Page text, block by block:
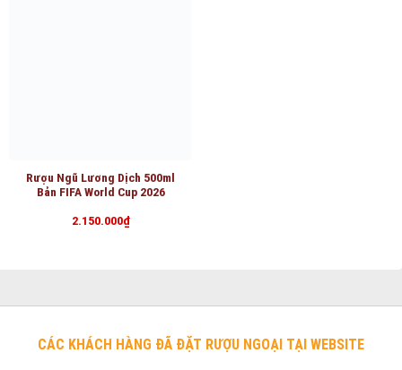
Rượu Ngũ Lương Dịch 500ml
Bản FIFA World Cup 2026
2.150.000₫
CÁC KHÁCH HÀNG ĐÃ ĐẶT RƯỢU NGOẠI TẠI WEBSITE